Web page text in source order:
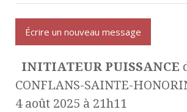
INITIATEUR PUISSANCE
CONFLANS-SAINTE-
4 août 2025 à 21h11